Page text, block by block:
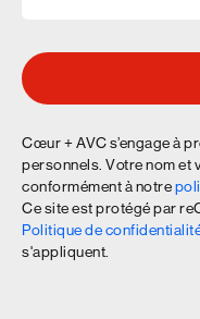
Cœur + AVC s’engage à
personnels. Votre nom et
conformément à notre
Ce site est protégé par
Politique de
s'appliquent.